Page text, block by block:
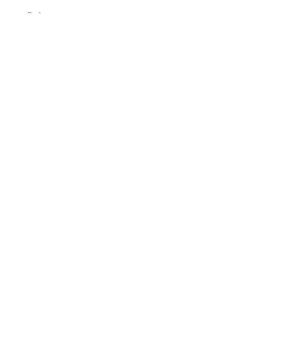
florinapress.gr